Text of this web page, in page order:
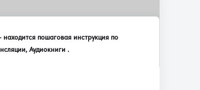
находится пошаговая инструкция по
Аудиокниги .